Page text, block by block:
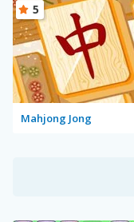
Mahjong Jong
5